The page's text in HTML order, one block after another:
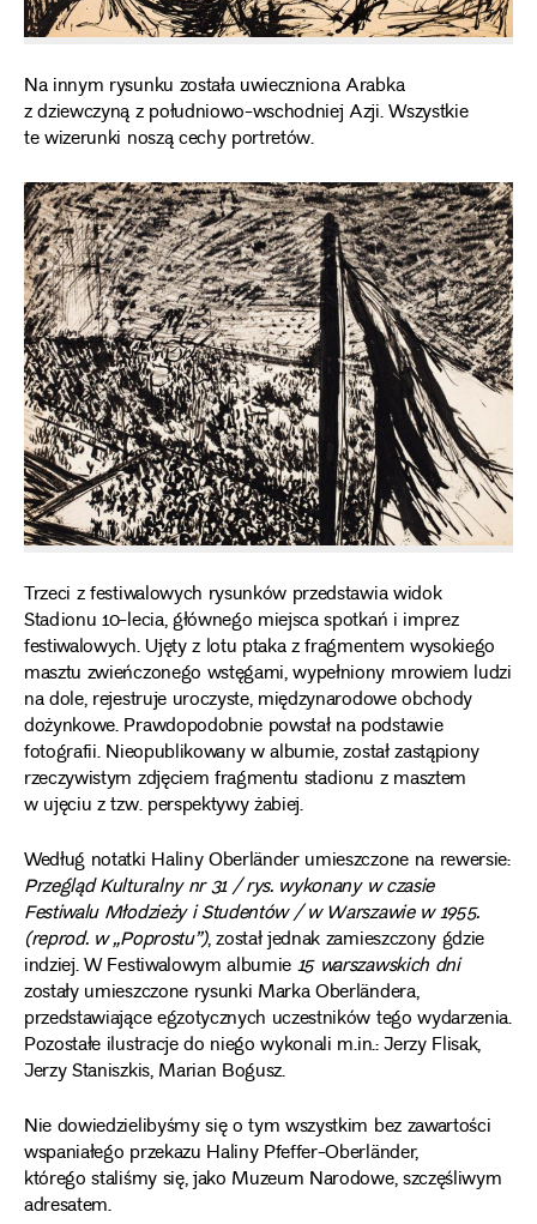
Na innym rysunku została uwieczniona Arabka
z dziewczyną z południowo-wschodniej Azji. Wszystkie
te wizerunki noszą cechy portretów.
Trzeci z festiwalowych rysunków przedstawia widok
Stadionu 10-lecia, głównego miejsca spotkań i imprez
festiwalowych. Ujęty z lotu ptaka z fragmentem wysokiego
masztu zwieńczonego wstęgami, wypełniony mrowiem ludzi
na dole, rejestruje uroczyste, międzynarodowe obchody
dożynkowe. Prawdopodobnie powstał na podstawie
fotografii. Nieopublikowany w albumie, został zastąpiony
rzeczywistym zdjęciem fragmentu stadionu z masztem
w ujęciu z tzw. perspektywy żabiej.
Według notatki Haliny Oberländer umieszczone na rewersie:
Przegląd Kulturalny nr 31 / rys. wykonany w czasie
Festiwalu Młodzieży i Studentów / w Warszawie w 1955.
(reprod. w „Poprostu”), został jednak zamieszczony gdzie
indziej. W Festiwalowym albumie15 warszawskich dni
zostały umieszczone rysunki Marka Oberländera,
przedstawiające egzotycznych uczestników tego wydarzenia.
Pozostałe ilustracje do niego wykonali m.in.: Jerzy Flisak,
Jerzy Staniszkis, Marian Bogusz.
Nie dowiedzielibyśmy się o tym wszystkim bez zawartości
wspaniałego przekazu Haliny Pfeffer-Oberländer,
którego staliśmy się, jako Muzeum Narodowe, szczęśliwym
adresatem.